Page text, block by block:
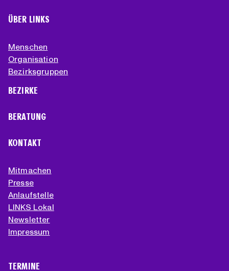
ÜBER LINKS
Menschen
Organisation
Bezirksgruppen
BEZIRKE
BERATUNG
KONTAKT
Mitmachen
Presse
Anlaufstelle
LINKS Lokal
Newsletter
Impressum
TERMINE